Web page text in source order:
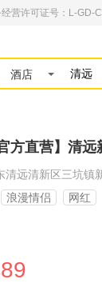
营许可证号：L-GD-
酒店
官方直营】清
清远清新区三坑镇
浪漫情侣 网红